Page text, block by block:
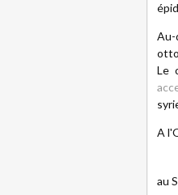
Au-
Le
A
au